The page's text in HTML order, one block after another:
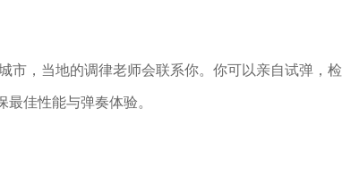
市，当地的调律老师会联系你。你可以亲自试弹，检
佳性能与弹奏体验。